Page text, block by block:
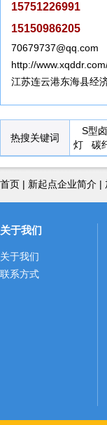
15751226991
15150986205
70679737@qq.com
http://
江苏连云港东海县经
热搜关键词
S型
灯
碳
首页 | 新起点企业简介 |
关于我们
关于我们
联系方式